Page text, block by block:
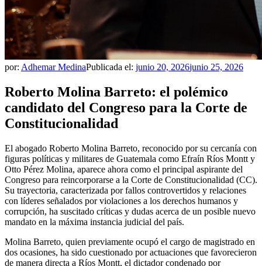
por: Adhemar MedinaPublicada el: junio 20, 2026junio 25, 2026
Roberto Molina Barreto: el polémico
candidato del Congreso para la Corte de
Constitucionalidad
El abogado Roberto Molina Barreto, reconocido por su cercanía con
figuras políticas y militares de Guatemala como Efraín Ríos Montt y
Otto Pérez Molina, aparece ahora como el principal aspirante del
Congreso para reincorporarse a la Corte de Constitucionalidad (CC).
Su trayectoria, caracterizada por fallos controvertidos y relaciones
con líderes señalados por violaciones a los derechos humanos y
corrupción, ha suscitado críticas y dudas acerca de un posible nuevo
mandato en la máxima instancia judicial del país.
Molina Barreto, quien previamente ocupó el cargo de magistrado en
dos ocasiones, ha sido cuestionado por actuaciones que favorecieron
de manera directa a Ríos Montt, el dictador condenado por